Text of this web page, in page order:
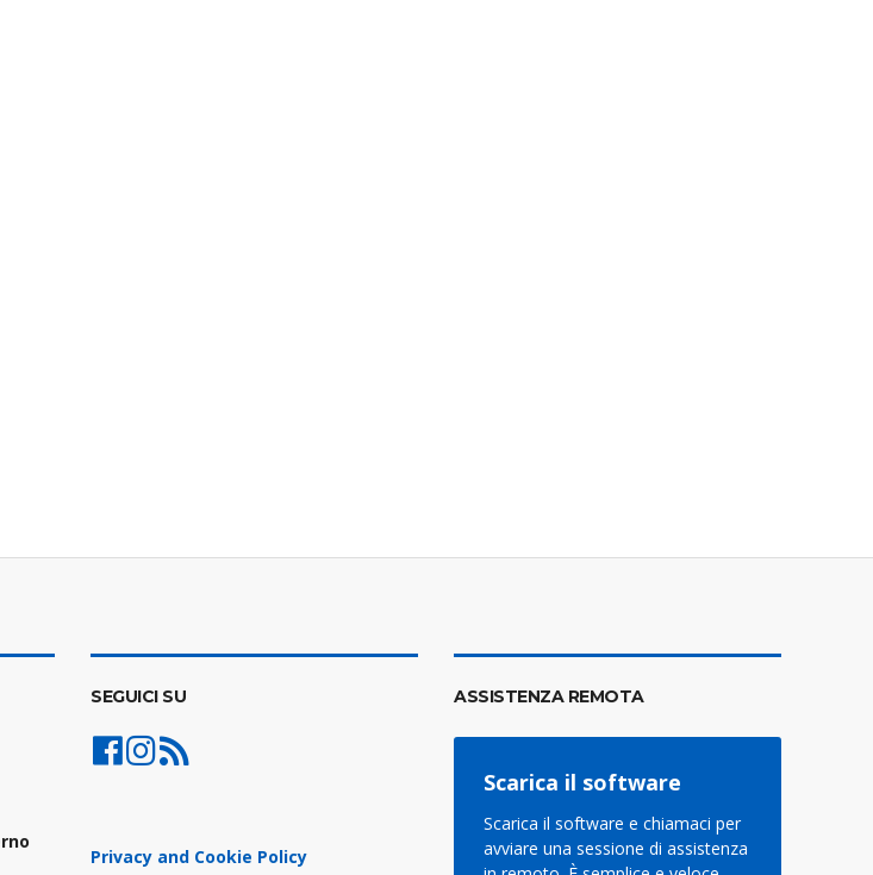
SEGUICI SU
Privacy and Cookie Policy
ASSISTENZA REMOTA
Scarica il software
Scarica il software e chiamaci per
avviare una sessione di assistenza